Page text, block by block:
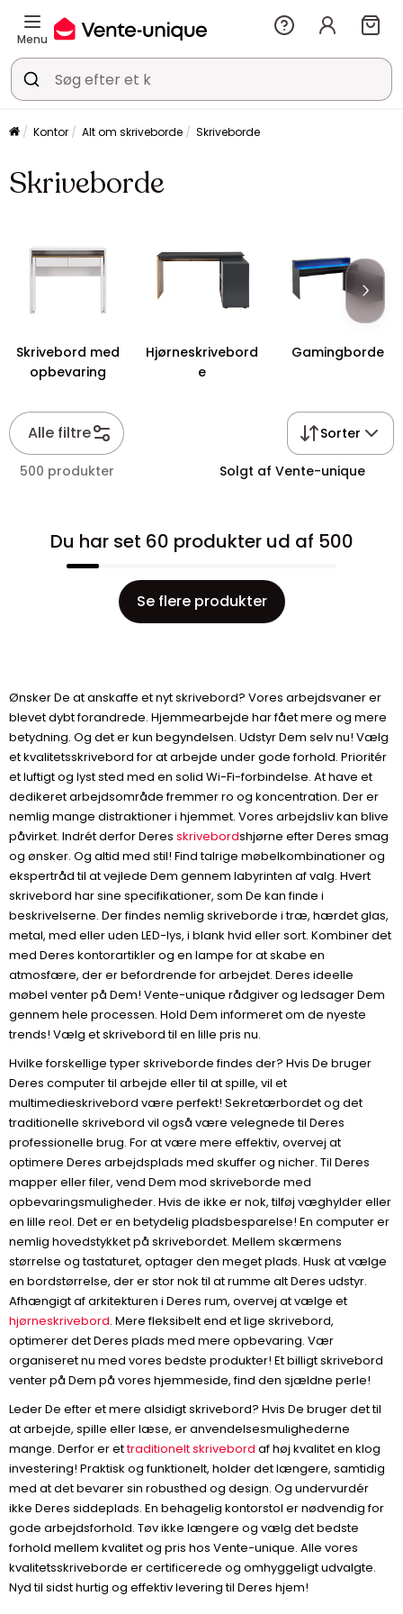
Menu
Kontor Alt om skriveborde Skriveborde
Skriveborde
Skrivebord med
opbevaring
Hjørneskrivebord
e
Gamingborde
Alle filtre Sorter
500 produkter Solgt af Vente-unique
Du har set 60 produkter ud af 500
Se flere produkter
Ønsker De at anskaffe et nyt skrivebord? Vores arbejdsvaner er
blevet dybt forandrede. Hjemmearbejde har fået mere og mere
betydning. Og det er kun begyndelsen. Udstyr Dem selv nu! Vælg
et kvalitetsskrivebord for at arbejde under gode forhold. Prioritér
et luftigt og lyst sted med en solid Wi-Fi-forbindelse. At have et
dedikeret arbejdsområde fremmer ro og koncentration. Der er
nemlig mange distraktioner i hjemmet. Vores arbejdsliv kan blive
påvirket. Indrét derfor Deres skrivebordshjørne efter Deres smag
og ønsker. Og altid med stil! Find talrige møbelkombinationer og
ekspertråd til at vejlede Dem gennem labyrinten af valg. Hvert
skrivebord har sine specifikationer, som De kan finde i
beskrivelserne. Der findes nemlig skriveborde i træ, hærdet glas,
metal, med eller uden LED-lys, i blank hvid eller sort. Kombiner det
med Deres kontorartikler og en lampe for at skabe en
atmosfære, der er befordrende for arbejdet. Deres ideelle
møbel venter på Dem! Vente-unique rådgiver og ledsager Dem
gennem hele processen. Hold Dem informeret om de nyeste
trends! Vælg et skrivebord til en lille pris nu.
Hvilke forskellige typer skriveborde findes der? Hvis De bruger
Deres computer til arbejde eller til at spille, vil et
multimedieskrivebord være perfekt! Sekretærbordet og det
traditionelle skrivebord vil også være velegnede til Deres
professionelle brug. For at være mere effektiv, overvej at
optimere Deres arbejdsplads med skuffer og nicher. Til Deres
mapper eller filer, vend Dem mod skriveborde med
opbevaringsmuligheder. Hvis de ikke er nok, tilføj væghylder eller
en lille reol. Det er en betydelig pladsbesparelse! En computer er
nemlig hovedstykket på skrivebordet. Mellem skærmens
størrelse og tastaturet, optager den meget plads. Husk at vælge
en bordstørrelse, der er stor nok til at rumme alt Deres udstyr.
Afhængigt af arkitekturen i Deres rum, overvej at vælge et
hjørneskrivebord. Mere fleksibelt end et lige skrivebord,
optimerer det Deres plads med mere opbevaring. Vær
organiseret nu med vores bedste produkter! Et billigt skrivebord
venter på Dem på vores hjemmeside, find den sjældne perle!
Leder De efter et mere alsidigt skrivebord? Hvis De bruger det til
at arbejde, spille eller læse, er anvendelsesmulighederne
mange. Derfor er ettraditionelt skrivebord af høj kvalitet en klog
investering! Praktisk og funktionelt, holder det længere, samtidig
med at det bevarer sin robusthed og design. Og undervurdér
ikke Deres siddeplads. En behagelig kontorstol er nødvendig for
gode arbejdsforhold. Tøv ikke længere og vælg det bedste
forhold mellem kvalitet og pris hos Vente-unique. Alle vores
kvalitetsskriveborde er certificerede og omhyggeligt udvalgte.
Nyd til sidst hurtig og effektiv levering til Deres hjem!